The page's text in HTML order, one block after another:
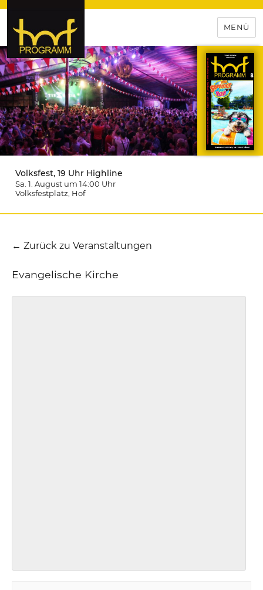
hof-programm – das
Veranstaltungsportal für
Hochfranken
MENÜ
Volksfest, 19 Uhr Highline
Sa. 1. August um 14:00 Uhr
Volksfestplatz , Hof
← Zurück zu Veranstaltungen
Evangelische Kirche